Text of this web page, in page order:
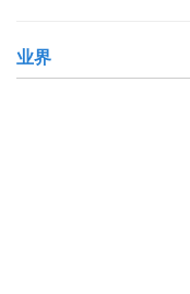
业界